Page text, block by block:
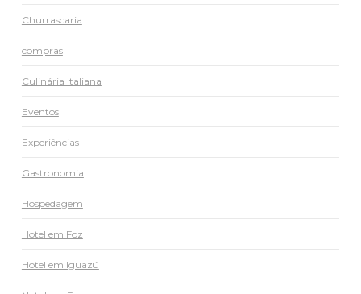
Churrascaria
compras
Culinária Italiana
Eventos
Experiências
Gastronomia
Hospedagem
Hotel em Foz
Hotel em Iguazú